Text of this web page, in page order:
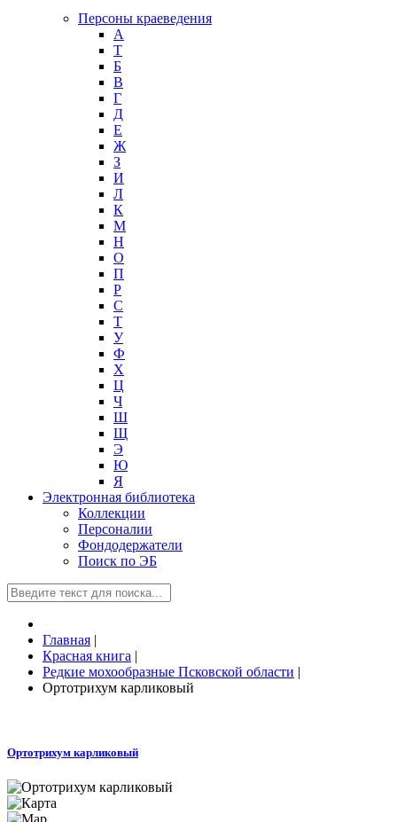
Персоны краеведения
А
T
Б
В
Г
Д
Е
Ж
З
И
Л
К
М
Н
О
П
Р
С
Т
У
Ф
Х
Ц
Ч
Ш
Щ
Э
Ю
Я
Электронная библиотека
Коллекции
Персоналии
Фондодержатели
Поиск по ЭБ
Главная |
Красная книга |
Редкие мохообразные Псковской области |
Ортотрихум карликовый
Ортотрихум карликовый